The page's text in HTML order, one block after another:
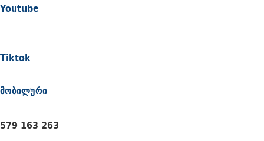
Youtube
Tiktok
მობილური
579 163 263